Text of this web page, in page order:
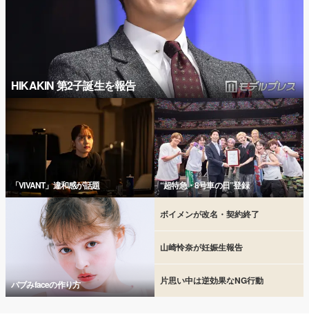
HIKAKIN 第2子誕生を報告
「VIVANT」違和感が話題 “超特急・8号車の日”登録
バブみfaceの作り方
ボイメンが改名・契約終了
山崎怜奈が妊娠生報告
片思い中は逆効果なNG行動